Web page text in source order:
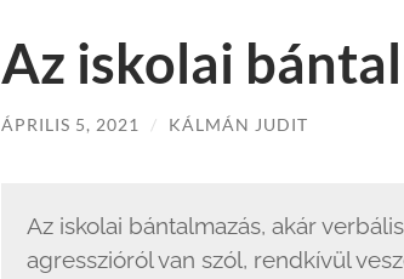
Az iskolai
ÁPRILIS 5, 2021 / KÁLMÁN JUDIT
Az iskolai bántalmazás, akár
agresszióról van szól, rendkívül